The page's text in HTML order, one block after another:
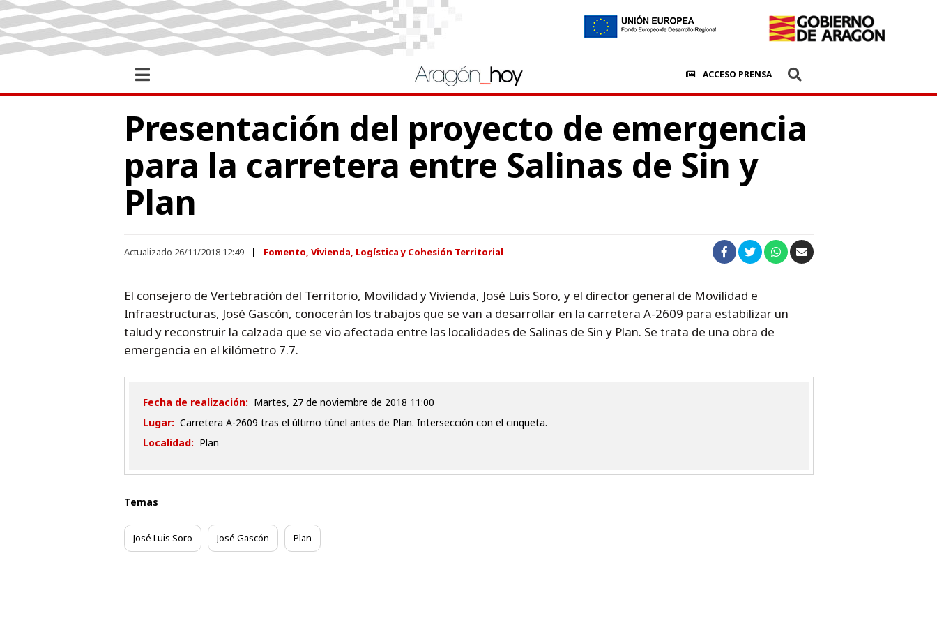
ACCESO PRENSA
Presentación del proyecto de emergencia
para la carretera entre Salinas de Sin y
Plan
Actualizado 26/11/2018 12:49 Fomento, Vivienda, Logística y Cohesión Territorial
El consejero de Vertebración del Territorio, Movilidad y Vivienda, José Luis Soro, y el director general de Movilidad e
Infraestructuras, José Gascón, conocerán los trabajos que se van a desarrollar en la carretera A-2609 para estabilizar un
talud y reconstruir la calzada que se vio afectada entre las localidades de Salinas de Sin y Plan. Se trata de una obra de
emergencia en el kilómetro 7.7.
Fecha de realización:
martes, 27 de noviembre de 2018 11:00
Lugar: Carretera A-2609 tras el último túnel antes de Plan. Intersección con el cinqueta.
Localidad: Plan
Temas
José Luis Soro José Gascón Plan